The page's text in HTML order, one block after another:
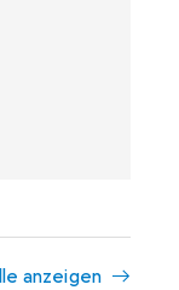
anzeigen